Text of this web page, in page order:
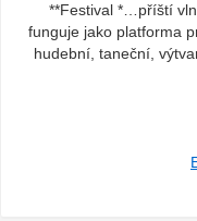
**Festival *…příští
funguje jako platforma
hudební, taneční,